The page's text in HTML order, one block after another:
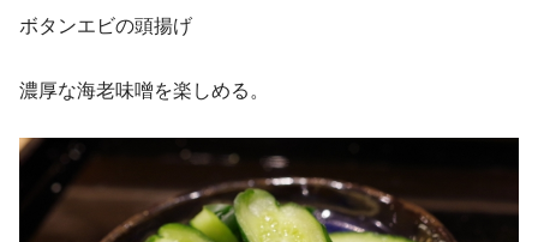
ボタンエビの頭揚げ
濃厚な海老味噌を楽しめる。